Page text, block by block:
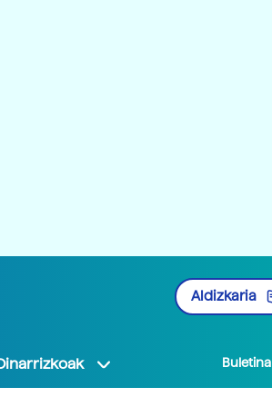
Aldizkaria
Buletina